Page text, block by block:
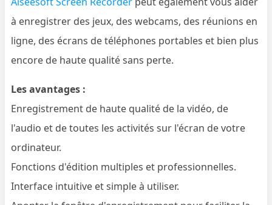
à enregistrer des jeux, des webcams, des réunions en
ligne, des écrans de téléphones portables et bien plus
encore de haute qualité sans perte.
Les avantages :
Enregistrement de haute qualité de la vidéo, de
l'audio et de toutes les activités sur l'écran de votre
ordinateur.
Fonctions d'édition multiples et professionnelles.
Interface intuitive et simple à utiliser.